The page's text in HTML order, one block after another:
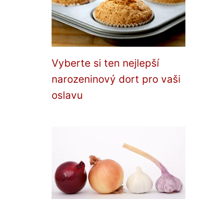
Vyberte si ten nejlepší
narozeninový dort pro vaši
oslavu